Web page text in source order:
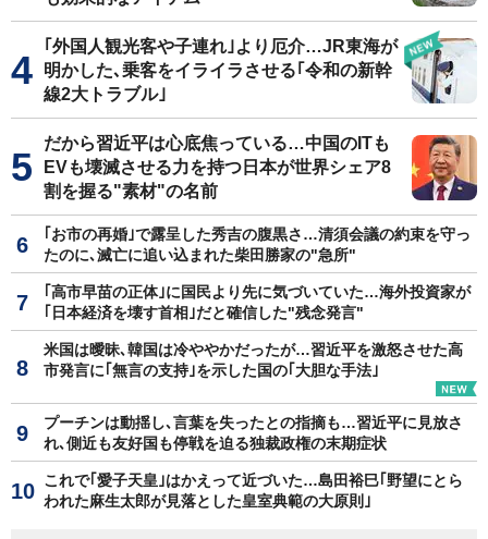
｢外国人観光客や子連れ｣より厄介…JR東海が
明かした､乗客をイライラさせる｢令和の新幹
線2大トラブル｣
だから習近平は心底焦っている…中国のITも
EVも壊滅させる力を持つ日本が世界シェア8
割を握る"素材"の名前
｢お市の再婚｣で露呈した秀吉の腹黒さ…清須会議の約束を守っ
たのに､滅亡に追い込まれた柴田勝家の"急所"
｢高市早苗の正体｣に国民より先に気づいていた…海外投資家が
｢日本経済を壊す首相｣だと確信した"残念発言"
米国は曖昧､韓国は冷ややかだったが…習近平を激怒させた高
市発言に｢無言の支持｣を示した国の｢大胆な手法｣
プーチンは動揺し､言葉を失ったとの指摘も…習近平に見放さ
れ､側近も友好国も停戦を迫る独裁政権の末期症状
これで｢愛子天皇｣はかえって近づいた…島田裕巳｢野望にとら
われた麻生太郎が見落とした皇室典範の大原則｣